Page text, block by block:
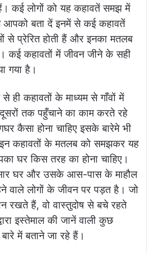
कई लोगों को यह कहावतें समझ में
बता दें इनमें से कई कहावतें
से प्रेरित होती हैं और इनका मतलब
कई कहावतों में जीवन जीने के सही
गया है।
ही कहावतों के माध्यम से गाँवों में
तक पहुँचाने का काम करते रहे
कैसा होना चाहिए इसके बारेमे भी
कहावतों के मतलब को समझकर यह
घर किस तरह का होना चाहिए।
घर और उसके आस-पास के माहौल
वाले लोगों के जीवन पर पड़त है। जो
रखते हैं, वो वास्तुदोष से बचे रहते
इस्तेमाल की जानें वाली कुछ
में बताने जा रहे हैं।